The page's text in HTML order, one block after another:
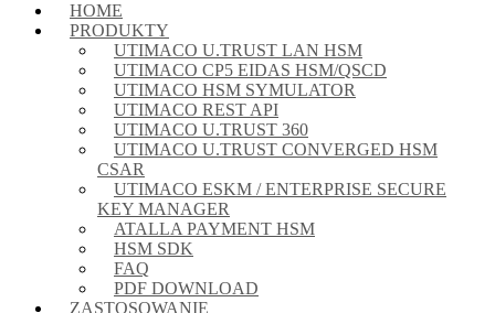
HOME
PRODUKTY
UTIMACO U.TRUST LAN HSM
UTIMACO CP5 EIDAS HSM/QSCD
UTIMACO HSM SYMULATOR
UTIMACO REST API
UTIMACO U.TRUST 360
UTIMACO U.TRUST CONVERGED HSM
CSAR
UTIMACO ESKM / ENTERPRISE SECURE
KEY MANAGER
ATALLA PAYMENT HSM
HSM SDK
FAQ
PDF DOWNLOAD
ZASTOSOWANIE